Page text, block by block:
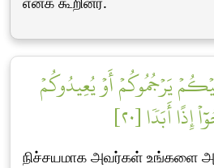
يَرۡجُمُوكُمۡ أَوۡ يُعِيدُوكُمۡ
أَبَدٗا [٢٠]
நிச்சயமாக அவர்கள் உங்களை